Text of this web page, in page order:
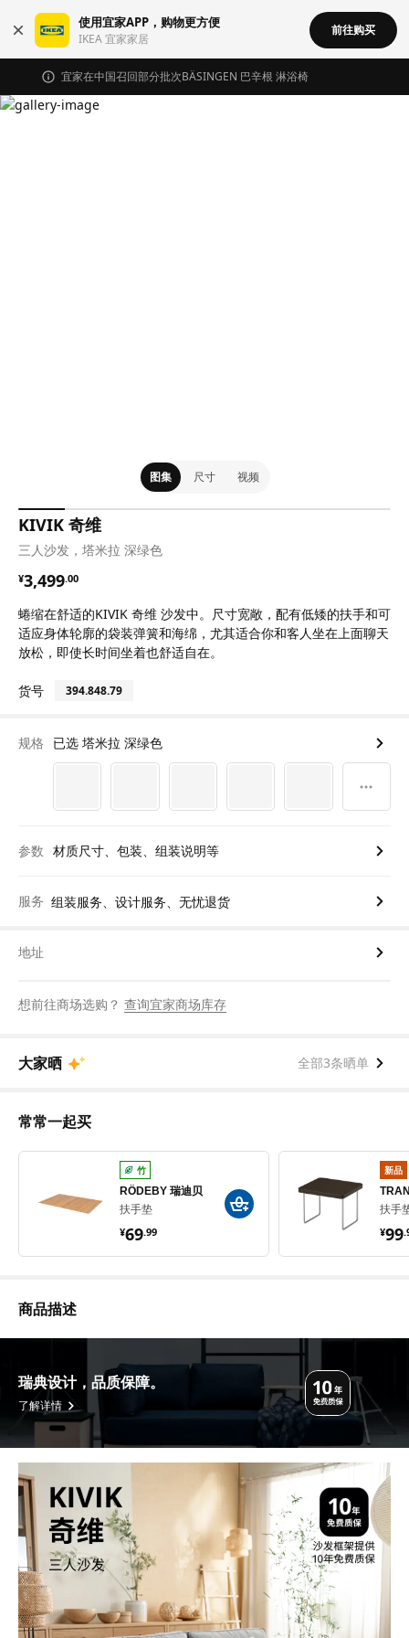
使用宜家APP，购物更方便
IKEA 宜家家居
前往购买
宜家在中国召回部分批次BÄSINGEN 巴辛根 淋浴椅
图集 尺寸 视频
KIVIK 奇维
三人沙发，塔米拉 深绿色
¥3,499.00
¥ 3499.00
蜷缩在舒适的KIVIK 奇维 沙发中。尺寸宽敞，配有低矮的扶手和可
适应身体轮廓的袋装弹簧和海绵，尤其适合你和客人坐在上面聊天
放松，即使长时间坐着也舒适自在。
货号 394.848.79
规格 已选 塔米拉 深绿色
参数 材质尺寸、包装、组装说明等
服务 组装服务、设计服务、无忧退货
地址
想前往商场选购？ 查询宜家商场库存
大家晒 全部3条晒单
常常一起买
竹
RÖDEBY 瑞迪贝
扶手垫
¥69.99
¥ 69.99
新品
扶手
¥99.
¥
商品描述
瑞典设计，品质保障。
了解详情